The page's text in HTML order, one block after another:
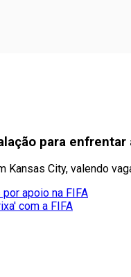
para enfrentar
City, valendo
apoio na FIFA
com a FIFA